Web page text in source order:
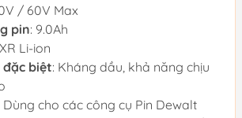
/ 60V Max
pin: 9.0Ah
Li-ion
đặc biệt: Kháng dầu, khả năng chịu
Dùng cho các công cụ Pin Dewalt